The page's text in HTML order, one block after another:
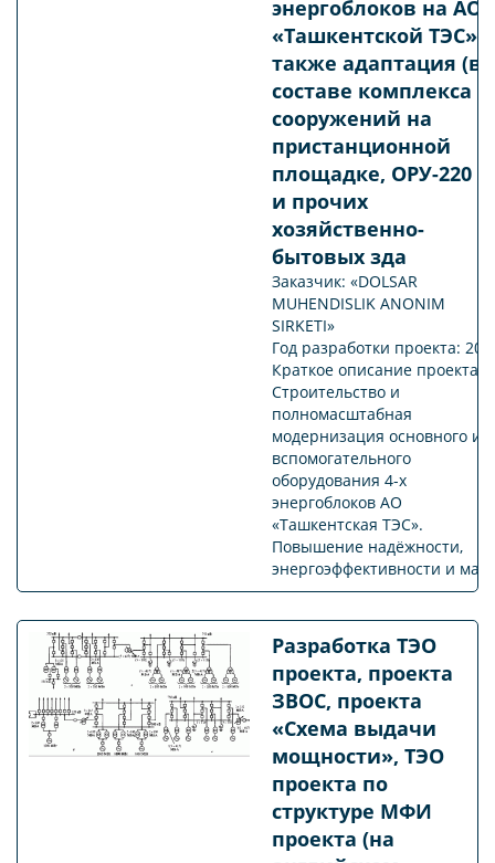
энергоблоков на АО
«Ташкентской ТЭС»,
также адаптация (в
составе комплекса
сооружений на
пристанционной
площадке, ОРУ-220
и прочих
хозяйственно-
бытовых зда
Заказчик: «DOLSAR
MUHENDISLIK ANONIM
SIRKETI»
Год разработки проекта:
Краткое описание проекта:
Строительство и
полномасштабная
модернизация основного и
вспомогательного
оборудования 4-х
энергоблоков АО
«Ташкентская ТЭС».
Повышение надёжности,
энергоэффективности и
Разработка ТЭО
проекта, проекта
ЗВОС, проекта
«Схема выдачи
мощности», ТЭО
проекта по
структуре МФИ
проекта (на